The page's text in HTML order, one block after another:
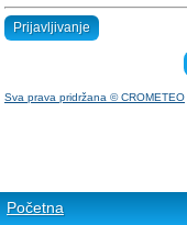
Prijavljivanje
Sva prava pridržana © CROMETEO
Početna